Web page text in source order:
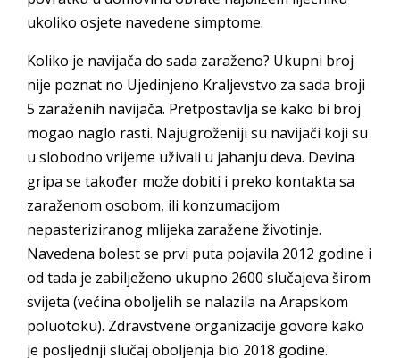
ukoliko osjete navedene simptome.
Koliko je navijača do sada zaraženo? Ukupni broj
nije poznat no Ujedinjeno Kraljevstvo za sada broji
5 zaraženih navijača. Pretpostavlja se kako bi broj
mogao naglo rasti. Najugroženiji su navijači koji su
u slobodno vrijeme uživali u jahanju deva. Devina
gripa se također može dobiti i preko kontakta sa
zaraženom osobom, ili konzumacijom
nepasteriziranog mlijeka zaražene životinje.
Navedena bolest se prvi puta pojavila 2012 godine i
od tada je zabilježeno ukupno 2600 slučajeva širom
svijeta (većina oboljelih se nalazila na Arapskom
poluotoku). Zdravstvene organizacije govore kako
je posljednji slučaj oboljenja bio 2018 godine.